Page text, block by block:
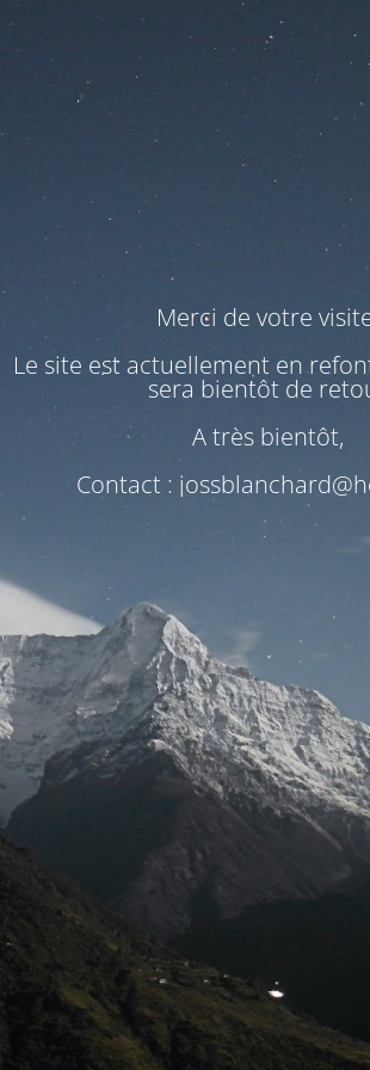
Merci de votre
Le site est actuellement en
sera bientôt de
A très bientôt,
Contact :